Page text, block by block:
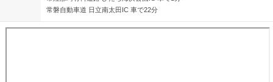
常磐自動車道 日立南太田IC 車で22分